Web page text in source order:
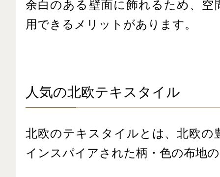
余白のある壁面に飾れるため、空
用できるメリットがあります。
人気の北欧テキスタイル
北欧のテキスタイルとは、北欧の
インスパイアされた柄・色の布地